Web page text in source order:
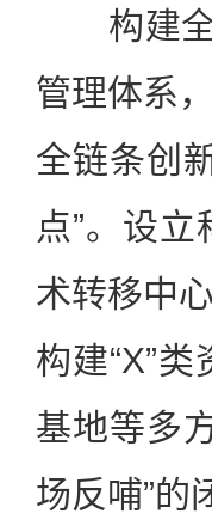
构建全
管理体系
全链条创
点”。设
术转移中
构建“X”
基地等多
场反哺”的